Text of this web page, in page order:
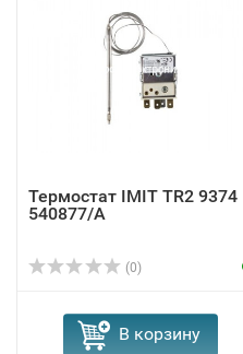
Термостат IMIT TR2 9374
540877/A
(0)
В корзину